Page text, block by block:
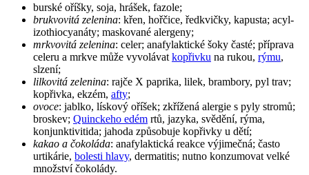
burské oříšky, soja, hrášek, fazole;
brukvovitá zelenina: křen, hořčice, ředkvičky, kapusta; acyl-
izothiocyanáty; maskované alergeny;
mrkvovitá zelenina: celer; anafylaktické šoky časté; příprava
celeru a mrkve může vyvolávat kopřivku na rukou, rýmu,
slzení;
lilkovitá zelenina: rajče X paprika, lilek, brambory, pyl trav;
kopřivka, ekzém, afty;
ovoce: jablko, lískový oříšek; zkřížená alergie s pyly stromů;
broskev; Quinckeho edém rtů, jazyka, svědění, rýma,
konjunktivitida; jahoda způsobuje kopřivky u dětí;
kakao a čokoláda: anafylaktická reakce výjimečná; často
urtikárie, bolesti hlavy, dermatitis; nutno konzumovat velké
množství čokolády.